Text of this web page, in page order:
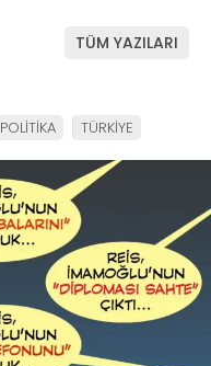
TÜM YAZILARI
POLİTİKA TÜRKİYE